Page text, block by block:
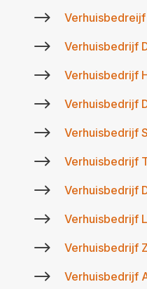
$
$ Verhuisbedrijf
$ Verhuisbedrijf
$ Verhuisbedrijf
$ Verhuisbedrijf
$ Verhuisbedrijf
$ Verhuisbedrijf
$ Verhuisbedrijf
$ Verhuisbedrijf
$ Verhuisbedrijf